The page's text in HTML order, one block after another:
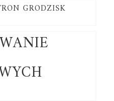
GRODZISK